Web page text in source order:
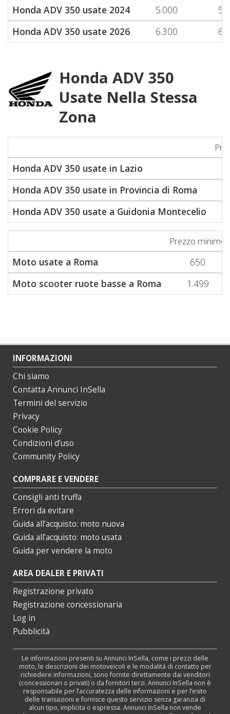
Honda ADV 350 usate 2024
5.000
Honda ADV 350 usate 2026
6.300
Honda ADV 350
Usate Nella Stessa
Zona
Honda ADV 350 usate in Lazio
Honda ADV 350 usate in Provincia di Roma
Honda ADV 350 usate a Guidonia Montecelio
Prezzo minimo
Moto usate a Roma
650
Moto scooter ruote basse a Roma
1.499
INFORMAZIONI
Chi siamo
Contatta Annunci InSella
Termini del servizio
Privacy
Cookie Policy
Condizioni d’uso
Community Policy
COMPRARE E VENDERE
Consigli anti truffa
Errori da evitare
Guida all’acquisto: moto nuova
Guida all’acquisto: moto usata
Guida per vendere la moto
AREA DEALER E PRIVATI
Registrazione privato
Registrazione concessionaria
Log in
Pubblicità
Le informazioni presenti su Annunci InSella, come i prezzi delle
moto, le descrizioni dei motoveicoli e le modalità di contatto per
richiedere informazioni, sono fornite direttamente dai venditori
(concessionari o privati) o da fornitori terzi. Annunci InSella non è
responsabile per l’accuratezza delle informazioni e per l’esito
delle transazioni e fornisce questo servizio senza garanzia di
alcun tipo, implicita o espressa. Annunci InSella non vende